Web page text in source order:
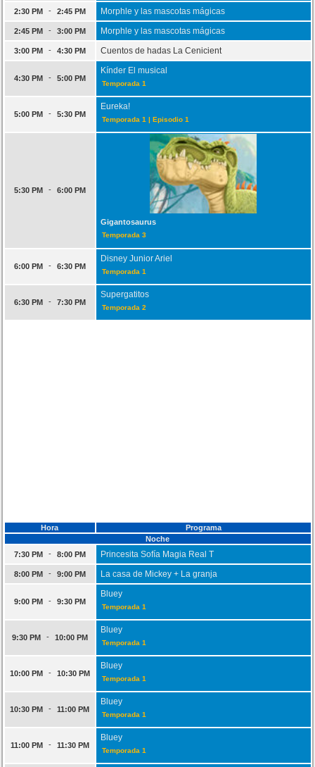
2:30 PM - 2:45 PM Morphle y las mascotas mágicas
2:45 PM - 3:00 PM Morphle y las mascotas mágicas
3:00 PM - 4:30 PM Cuentos de hadas La Cenicient
4:30 PM - 5:00 PM
Kínder El musical
Temporada 1
5:00 PM - 5:30 PM
Eureka!
Temporada 1 | Episodio 1
5:30 PM - 6:00 PM
Gigantosaurus
Temporada 3
6:00 PM - 6:30 PM
Disney Junior Ariel
Temporada 1
6:30 PM - 7:30 PM
Supergatitos
Temporada 2
Hora
Programa
Noche
7:30 PM
- 8:00 PM Princesita Sofía Magia Real T
8:00 PM - 9:00 PM La casa de Mickey + La granja
9:00 PM - 9:30 PM
Bluey
Temporada 1
9:30 PM - 10:00 PM
Bluey
Temporada 1
10:00 PM - 10:30 PM
Bluey
Temporada 1
10:30 PM - 11:00 PM
Bluey
Temporada 1
11:00 PM - 11:30 PM
Bluey
Temporada 1